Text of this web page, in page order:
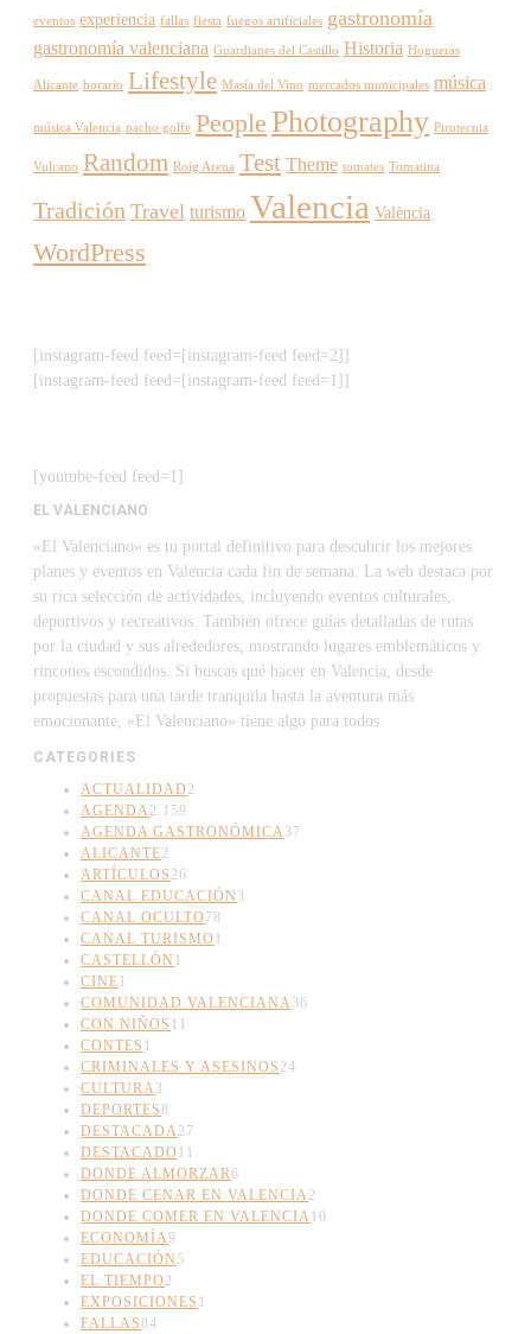
eventos experiencia fallas fiesta fuegos artificiales gastronomía
gastronomía valenciana Guardianes del Castillo Historia Hogueras
Alicante horario Lifestyle Masía del Vino mercados municipales música
música Valencia nacho golfe People Photography Pirotecnia
Vulcano Random Roig Arena Test Theme tomates Tomatina
Tradición Travel turismo Valencia València
WordPress
[instagram-feed feed=[instagram-feed feed=2]]
[instagram-feed feed=[instagram-feed feed=1]]
[youtube-feed feed=1]
EL VALENCIANO
«El Valenciano» es tu portal definitivo para descubrir los mejores
planes y eventos en Valencia cada fin de semana. La web destaca por
su rica selección de actividades, incluyendo eventos culturales,
deportivos y recreativos. También ofrece guías detalladas de rutas
por la ciudad y sus alrededores, mostrando lugares emblemáticos y
rincones escondidos. Si buscas qué hacer en Valencia, desde
propuestas para una tarde tranquila hasta la aventura más
emocionante, «El Valenciano» tiene algo para todos.
CATEGORIES
ACTUALIDAD 2
AGENDA2.159
AGENDA GASTRONÓMICA37
ALICANTE2
ARTÍCULOS 26
CANAL EDUCACIÓN 3
CANAL OCULTO 78
CANAL TURISMO 1
CASTELLÓN 1
CINE1
COMUNIDAD VALENCIANA36
CON NIÑOS 11
CONTES 1
CRIMINALES Y ASESINOS 24
CULTURA3
DEPORTES8
DESTACADA27
DESTACADO 11
DONDE ALMORZAR6
DONDE CENAR EN VALENCIA2
DONDE COMER EN VALENCIA10
ECONOMÍA9
EDUCACIÓN 5
EL TIEMPO 2
EXPOSICIONES 1
FALLAS84